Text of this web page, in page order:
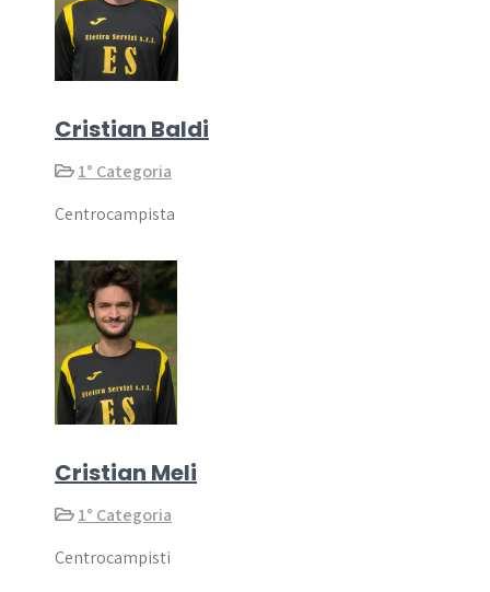
Cristian Baldi
1° Categoria
Centrocampista
Cristian Meli
1° Categoria
Centrocampisti